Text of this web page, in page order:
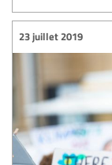
23 juillet 2019